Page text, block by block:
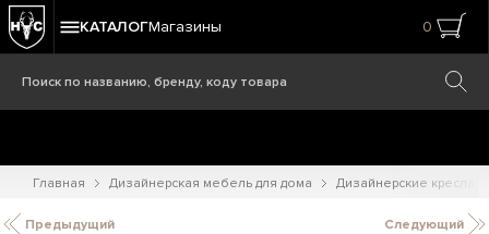
КАТАЛОГМагазины 0
Главная Дизайнерская мебель для дома Дизайнерские кресла
Предыдущий Следующий